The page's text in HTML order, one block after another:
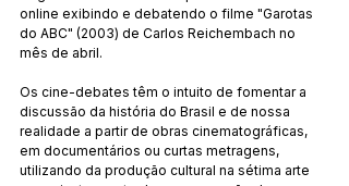
online exibindo e debatendo o filme "Garotas
do ABC" (2003) de Carlos Reichembach no
mês de abril.
Os cine-debates têm o intuito de fomentar a
discussão da história do Brasil e de nossa
realidade a partir de obras cinematográficas,
em documentários ou curtas metragens,
utilizando da produção cultural na sétima arte